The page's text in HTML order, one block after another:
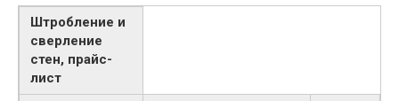
Штробление и
сверление
стен, прайс-
лист